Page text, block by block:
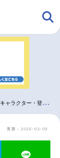
秋・2024秋アニメ最新情報一覧
更新：2025-02-03